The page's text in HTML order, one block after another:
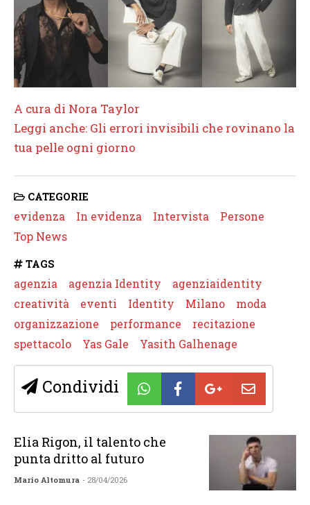
A cura di Nora Taylor
Leggi anche: Gli errori invisibili che rovinano la
tua pelle ogni giorno
CATEGORIE
evidenza In evidenza Intervista
Persone
Top News
TAGS
agenzia agenzia Identity
agenziaidentity
creatività
eventi Identity Milano
moda
organizzazione
performance
recitazione
spettacolo
Yas Gale Yasith Galhenage
Condividi
Elia Rigon, il talento che
punta dritto al futuro
Mario Altomura - 28/04/2026